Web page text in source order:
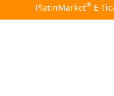
PlatinMarket®E-